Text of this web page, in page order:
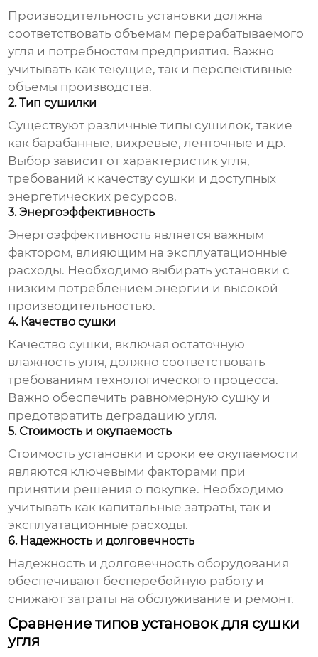
Производительность установки должна
соответствовать объемам перерабатываемого
угля и потребностям предприятия. Важно
учитывать как текущие, так и перспективные
объемы производства.
2. Тип сушилки
Существуют различные типы сушилок, такие
как барабанные, вихревые, ленточные и др.
Выбор зависит от характеристик угля,
требований к качеству сушки и доступных
энергетических ресурсов.
3. Энергоэффективность
Энергоэффективность является важным
фактором, влияющим на эксплуатационные
расходы. Необходимо выбирать установки с
низким потреблением энергии и высокой
производительностью.
4. Качество сушки
Качество сушки, включая остаточную
влажность угля, должно соответствовать
требованиям технологического процесса.
Важно обеспечить равномерную сушку и
предотвратить деградацию угля.
5. Стоимость и окупаемость
Стоимость установки и сроки ее окупаемости
являются ключевыми факторами при
принятии решения о покупке. Необходимо
учитывать как капитальные затраты, так и
эксплуатационные расходы.
6. Надежность и долговечность
Надежность и долговечность оборудования
обеспечивают бесперебойную работу и
снижают затраты на обслуживание и ремонт.
Сравнение типов установок для сушки
угля